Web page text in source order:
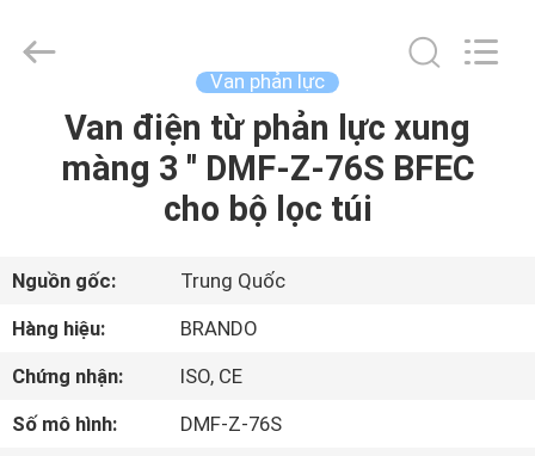
NHÀ
VỀ
CHÚNG
Brando
Hardware
Van phản lực
Van điện từ phản lực xung
màng 3 '' DMF-Z-76S BFEC
cho bộ lọc túi
Nguồn gốc:
Trung Quốc
Hàng hiệu:
BRANDO
Chứng nhận:
ISO, CE
Số mô hình:
DMF-Z-76S